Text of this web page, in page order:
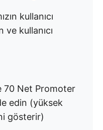
kullanıcı
kullanıcı
70 Net Promoter
edin (yüksek
gösterir)